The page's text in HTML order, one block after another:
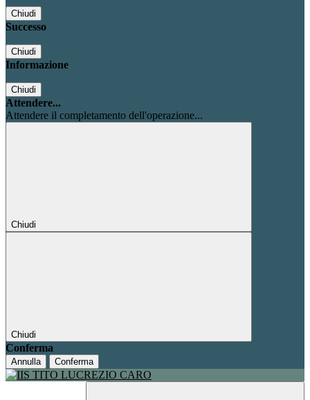
Chiudi
Successo
Chiudi
Informazione
Chiudi
Attendere...
Attendere il completamento dell'operazione...
Chiudi
Chiudi
Conferma
Annulla Conferma